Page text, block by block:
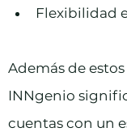
Flexibilidad
Además de
INNgenio
cuentas con un